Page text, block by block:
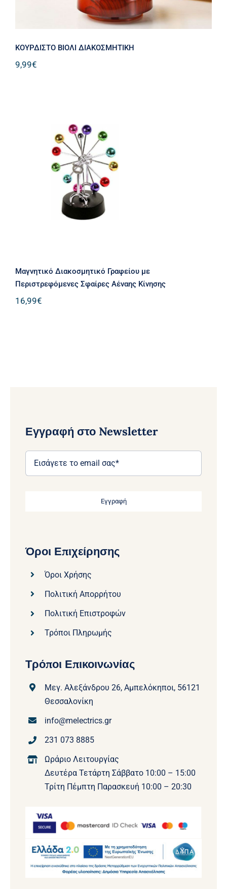
ΚΟΥΡΔΙΣΤΟ ΒΙΟΛΙ ΔΙΑΚΟΣΜΗΤΙΚΗ
9,99€
Μαγνητικό Διακοσμητικό Γραφείου με
Περιστρεφόμενες Σφαίρες Αέναης
Κίνησης
Μαγνητικό Διακοσμητικό Γραφείου με
Περιστρεφόμενες Σφαίρες Αέναης Κίνησης
16,99€
Εγγραφή στο Newsletter
Εγγραφή
Όροι Επιχείρησης
Όροι Χρήσης
Πολιτική Απορρήτου
Πολιτική Επιστροφών
Τρόποι Πληρωμής
Τρόποι Επικοινωνίας
Μεγ. Αλεξάνδρου 26, Αμπελόκηποι, 56121
Θεσσαλονίκη
info@melectrics.gr
231 073 8885
Ωράριο Λειτουργίας
Δευτέρα Τετάρτη Σάββατο 10:00 – 15:00
Τρίτη Πέμπτη Παρασκευή 10:00 – 20:30